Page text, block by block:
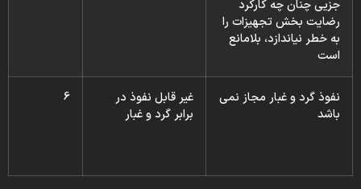
جزيى چنان چه كاركرد
رضايت بخش تجهيزات را
به خطر نياندازد، بلامانع
است
نفوذ گرد و غبار مجاز نمى
باشد
غير قابل نفوذ در
برابر گرد و غبار
6